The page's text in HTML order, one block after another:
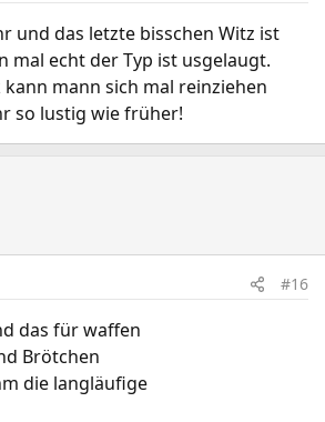
und das letzte bisschen Witz ist
mal echt der Typ ist usgelaugt.
mann sich mal reinziehen
so lustig wie früher!
#16
das für waffen
Brötchen
die langläufige